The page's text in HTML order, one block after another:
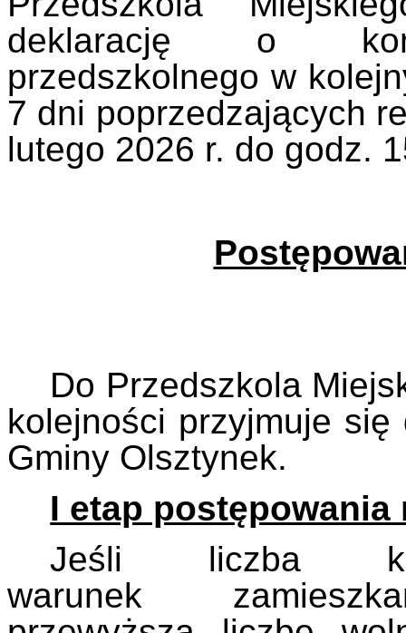
deklarację o
przedszkolnego w
7 dni poprzedzających
lutego 2026 r. do godz.
Do Przedszkola
kolejności przyjmuje się
Gminy Olsztynek.
I etap
Jeśli liczba
warunek